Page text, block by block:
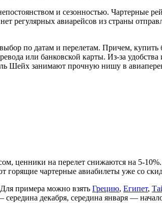
и сезонностью. Чартерные
регулярных авиарейсов из страны
по датам и перелетам. Причем,
или банковской карты. Из-за
Шейх занимают прочную нишу в
ценники на перелет снижаются на 5-
горящие чартерные авиабилеты уже со
примера можно взять Грецию, Египет,
декабря, середина января —